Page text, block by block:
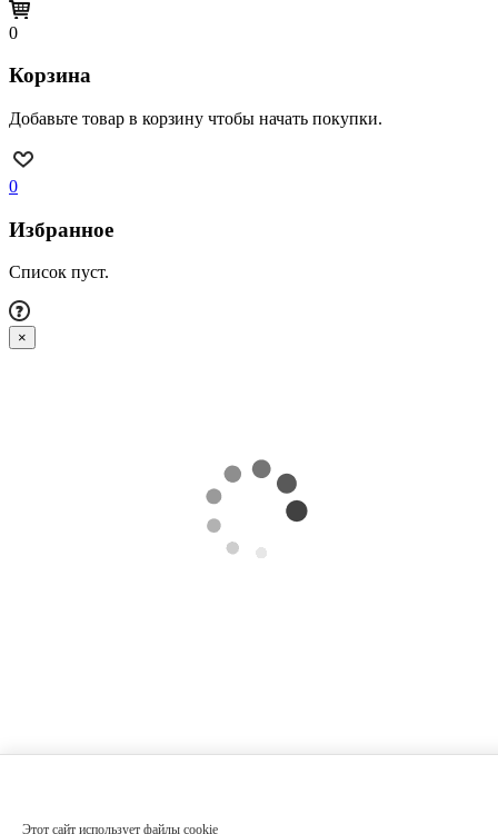
Этот сайт использует файлы cookie
0
Корзина
Добавьте товар в корзину чтобы начать покупки.
0
Избранное
Список пуст.
×